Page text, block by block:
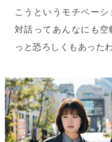
こうというモチベーシ
対話ってあんなにも空
っと恐ろしくもあったわ